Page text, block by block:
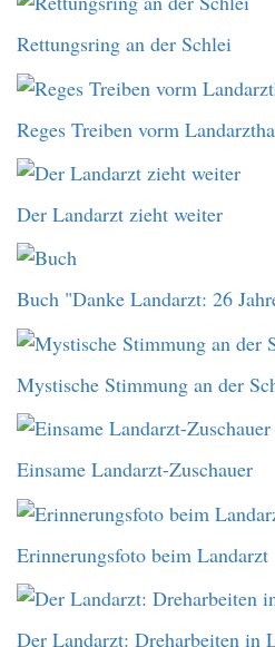
Rettungsring an der Schlei
Reges Treiben vorm
Der Landarzt zieht weiter
Buch "Danke Landarzt: 26
Mystische Stimmung an der
Einsame Landarzt-Zuschauer
Erinnerungsfoto beim Landarzt
Der Landarzt: Dreharbeiten in